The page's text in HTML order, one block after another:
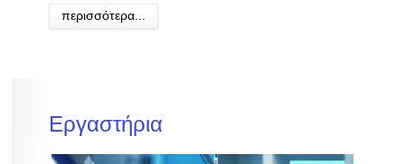
περισσότερα...
Εργαστήρια